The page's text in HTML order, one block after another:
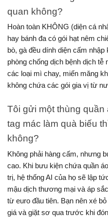
quan không?
Hoàn toàn KHÔNG (diện cá
hay bánh đa có gói hạt nêm
bò, gà đều dính diện cấm
phòng chống dịch bệnh dịch tễ
các loại mì chay, miến măng
không chứa các gói gia vị từ
Tôi gửi một thùng
tag mác làm quà biếu
không?
Không phải hàng cấm, nhưng
cao. Khi bưu kiện chứa quần
trị, hệ thống AI của họ sẽ lập
mậu dịch thương mại và áp
từ euro đầu tiên. Bạn nên xé
giá và giặt sơ qua trước khi